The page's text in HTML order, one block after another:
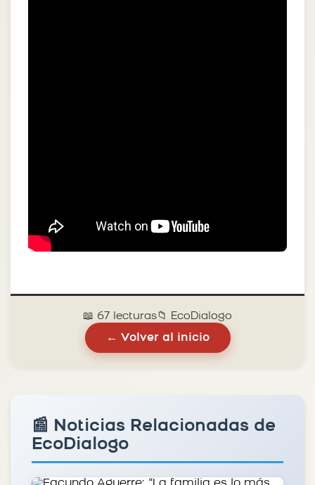
📖 67 lecturas📁 EcoDialogo
← Volver al inicio
📰 Noticias Relacionadas de
EcoDialogo